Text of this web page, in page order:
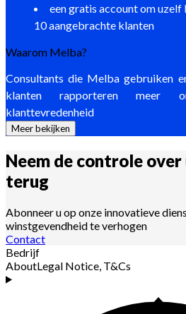
een gratis account om
10 aangebrachte klanten
Waarom Melba?
Consultants die Melba gebruiken
klanten rapporteren meer
klanttevredenheid
Meer bekijken
Neem de controle over
terug
Abonneer u op onze innovatieve
winstgevendheid te verhogen
Contact
Bedrijf
AboutLegal Notice, T&Cs